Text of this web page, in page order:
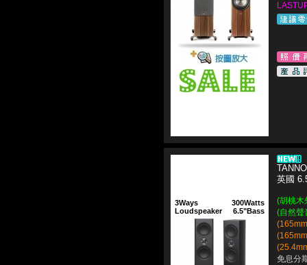
3Ways
Loudspeaker
300Watts
6.5"Bass
英國
(胡桃木
(自然聲
免息分